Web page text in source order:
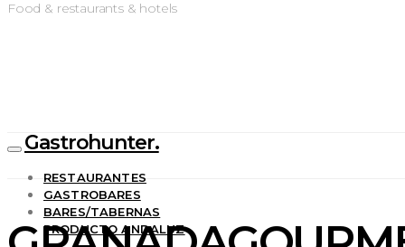
Food & restaurants & hotels
Gastrohunter.
RESTAURANTES
GASTROBARES
BARES/TABERNAS
PRODUCTO ANDALUZ